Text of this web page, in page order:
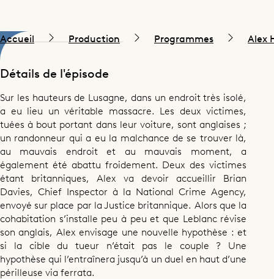
Accueil Production Programmes Alex
Détails de l'épisode
Sur les hauteurs de Lusagne, dans un endroit très isolé,
a eu lieu un véritable massacre. Les deux victimes,
tuées à bout portant dans leur voiture, sont anglaises ;
un randonneur qui a eu la malchance de se trouver là,
au mauvais endroit et au mauvais moment, a
également été abattu froidement. Deux des victimes
étant britanniques, Alex va devoir accueillir Brian
Davies, Chief Inspector à la National Crime Agency,
envoyé sur place par la Justice britannique. Alors que la
cohabitation s’installe peu à peu et que Leblanc révise
son anglais, Alex envisage une nouvelle hypothèse : et
si la cible du tueur n’était pas le couple ? Une
hypothèse qui l’entraînera jusqu’à un duel en haut d’une
périlleuse via ferrata.